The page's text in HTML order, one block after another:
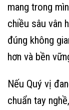
mang trong
chiều sâu vân
đúng không
hơn và bền
Nếu Quý vị
chuẩn tay